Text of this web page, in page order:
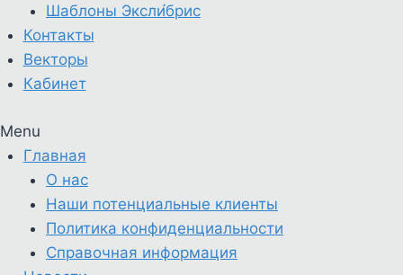
Шаблоны Эксли́брис
Контакты
Векторы
Кабинет
Menu
Главная
О нас
Наши потенциальные клиенты
Политика конфиденциальности
Справочная информация